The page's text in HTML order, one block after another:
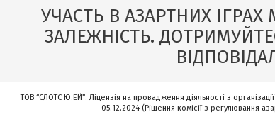
УЧАСТЬ В АЗАРТНИХ
ЗАЛЕЖНІСТЬ.
ТОВ “СЛОТС Ю.ЕЙ”. Ліцензія на провадження діяльності з
05.12.2024 (Рішення комісії з регулювання